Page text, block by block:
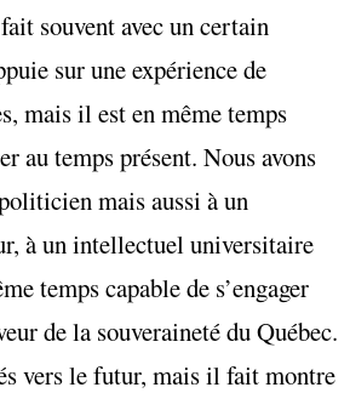
souvent avec un certain
sur une expérience de
mais il est en même temps
au temps présent. Nous avons
mais aussi à un
à un intellectuel universitaire
temps capable de s’engager
de la souveraineté du Québec.
vers le futur, mais il fait montre